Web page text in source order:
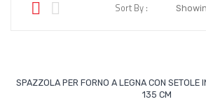
Sort By :
SPAZZOLA PER FORNO A LEGNA CON SETOLE
135 CM